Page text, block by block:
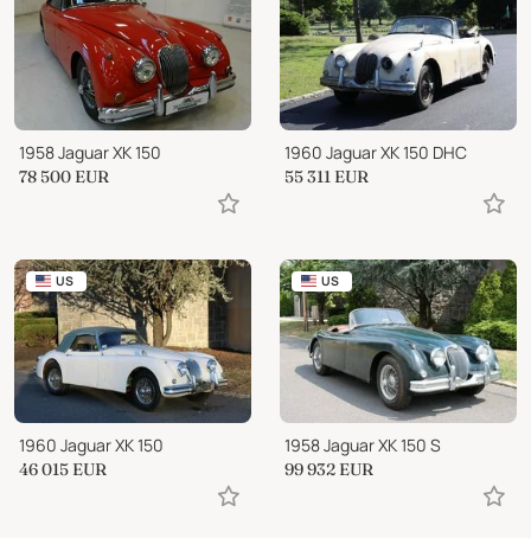
1958 Jaguar XK 150
78 500 EUR
1960 Jaguar XK 150 DHC
55 311 EUR
US
1960 Jaguar XK 150
46 015 EUR
US
1958 Jaguar XK 150 S
99 932 EUR